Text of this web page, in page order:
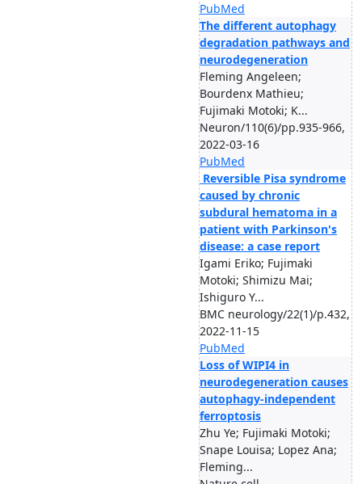
PubMed
The different autophagy
degradation pathways and
neurodegeneration
Fleming Angeleen;
Bourdenx Mathieu;
Fujimaki Motoki; K...
Neuron/110(6)/pp.935-966,
2022-03-16
PubMed
Reversible Pisa syndrome
caused by chronic
subdural hematoma in a
patient with Parkinson's
disease: a case report
Igami Eriko; Fujimaki
Motoki; Shimizu Mai;
Ishiguro Y...
BMC neurology/22(1)/p.432,
2022-11-15
PubMed
Loss of WIPI4 in
neurodegeneration causes
autophagy-independent
ferroptosis
Zhu Ye; Fujimaki Motoki;
Snape Louisa; Lopez Ana;
Fleming...